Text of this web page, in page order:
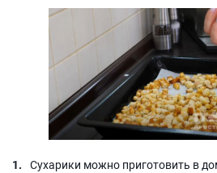
Сухарики можно приготовить в